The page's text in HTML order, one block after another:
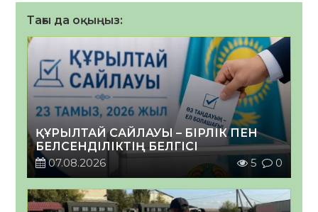
Тағы да оқыңыз:
ҚҰРЫЛТАЙ САЙЛАУЫ – БІРЛІК ПЕН
БЕЛСЕНДІЛІКТІҢ БЕЛГІСІ
07.08.2026
5 0